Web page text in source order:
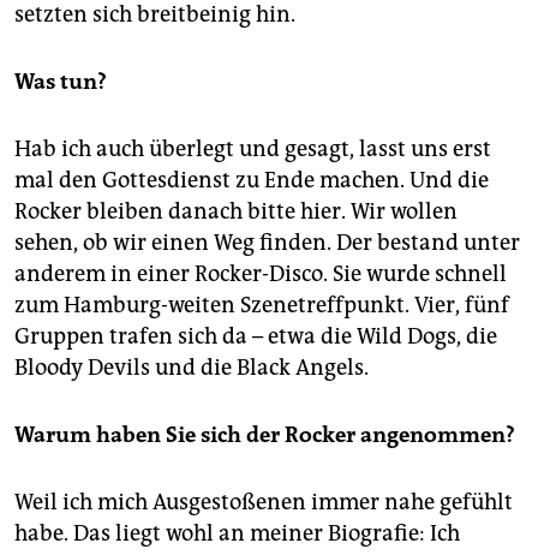
setzten sich breitbeinig hin.
Was tun?
Hab ich auch überlegt und gesagt, lasst uns erst
mal den Gottesdienst zu Ende machen. Und die
Rocker bleiben danach bitte hier. Wir wollen
sehen, ob wir einen Weg finden. Der bestand unter
anderem in einer Rocker-Disco. Sie wurde schnell
zum Hamburg-weiten Szenetreffpunkt. Vier, fünf
Gruppen trafen sich da – etwa die Wild Dogs, die
Bloody Devils und die Black Angels.
Warum haben Sie sich der Rocker angenommen?
Weil ich mich Ausgestoßenen immer nahe gefühlt
habe. Das liegt wohl an meiner Biografie: Ich